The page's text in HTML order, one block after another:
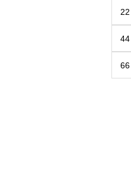
22
44
66